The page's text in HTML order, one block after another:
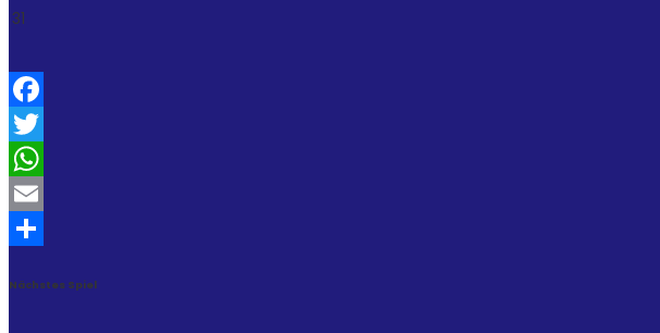
31
Facebook
Twitter
WhatsApp
Email
Nächstes Spiel